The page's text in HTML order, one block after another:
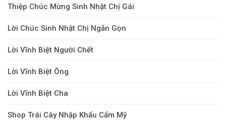
Thiệp Chúc Mừng Sinh Nhật Chị Gái
Lời Chúc Sinh Nhật Chị Ngắn Gọn
Lời Vĩnh Biệt Người Chết
Lời Vĩnh Biệt Ông
Lời Vĩnh Biệt Cha
Shop Trái Cây Nhập Khẩu Cẩm Mỹ